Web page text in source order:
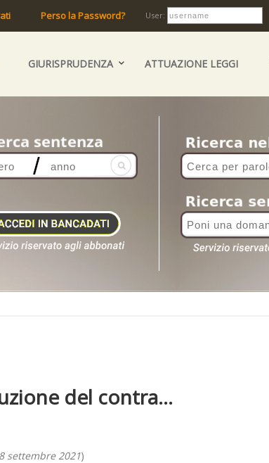
Perso la Password? User:
GIURISPRUDENZA ATTUAZIONE LEGGI
del contra...
settembre 2021)